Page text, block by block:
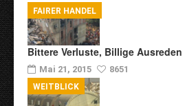
Bittere Verluste, Billige Ausreden
Mai 21, 2015 8651
FAIRER HANDEL
WEITBLICK